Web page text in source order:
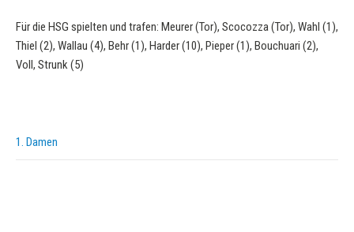
Für die HSG spielten und trafen: Meurer (Tor), Scocozza (Tor), Wahl (1),
Thiel (2), Wallau (4), Behr (1), Harder (10), Pieper (1), Bouchuari (2),
Voll, Strunk (5)
1. Damen